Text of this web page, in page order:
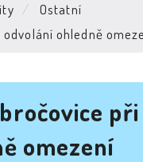
Ostatní
ohledně
při
omezení